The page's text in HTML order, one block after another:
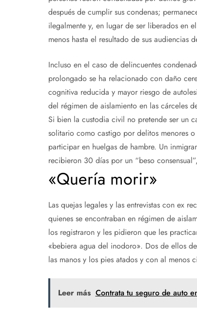
después de cumplir sus condenas;
ilegalmente y, en lugar de ser liberados en
menos hasta el resultado de sus audiencias
Incluso en el caso de delincuentes
prolongado se ha relacionado con daño
cognitiva reducida y mayor riesgo de
del régimen de aislamiento en las cárceles
Si bien la custodia civil no pretende ser un
solitario como castigo por delitos menores
participar en huelgas de hambre. Un
recibieron 30 días por un “beso
«Quería morir»
Las quejas legales y las entrevistas con ex
quienes se encontraban en régimen de
los registraron y les pidieron que les
«bebiera agua del inodoro». Dos de ellos
las manos y los pies atados y con al menos
Leer más Contrata tu seguro de auto